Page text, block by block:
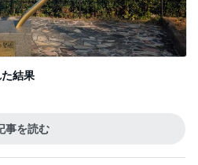
結果
事を読む